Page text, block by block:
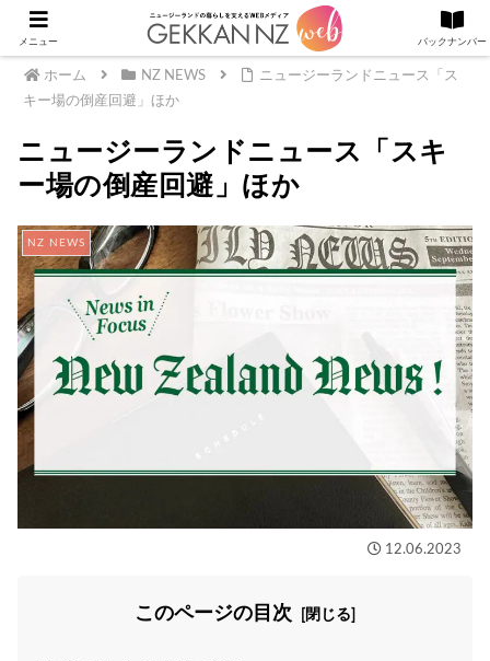
ホーム NZ NEWS
ニュージーランドニュース「ス
キー場の倒産回避」ほか
ニュージーランドニュース「スキ
ー場の倒産回避」ほか
NZ NEWS
12.06.2023
このページの目次
メニュー バックナンバー